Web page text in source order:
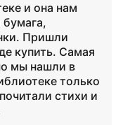
и она нам
бумага,
Пришли
купить. Самая
мы нашли в
только
стихи и